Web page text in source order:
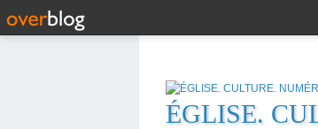
ÉGLISE.